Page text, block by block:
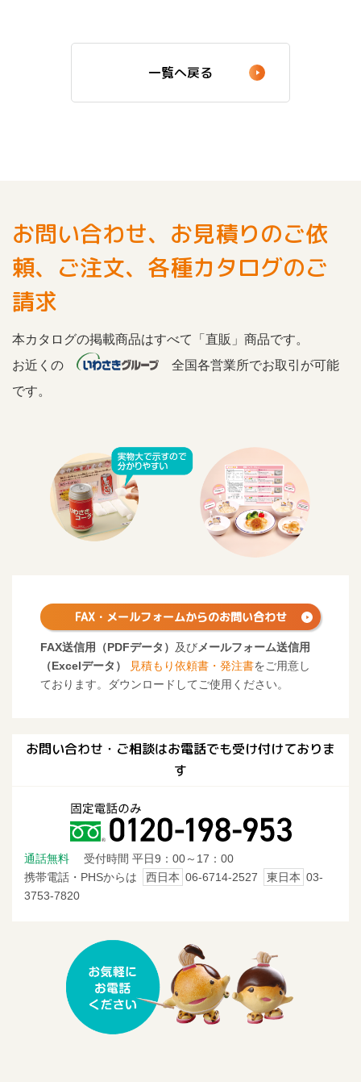
一覧へ戻る
お問い合わせ、お見積りのご依
頼、ご注文、各種カタログのご
請求
本カタログの掲載商品はすべて「直販」商品です。
お近くの
全国各営業所でお取引が可能
です。
FAX・メールフォームからのお問い合わせ
FAX送信用（PDFデータ） 及びメールフォーム送信用
（Excelデータ）
見積もり依頼書・発注書をご用意し
ております。ダウンロードしてご使用ください。
お問い合わせ・ご相談はお電話でも受け付けておりま
す
通話無料
受付時間 平日9：00～17：00
携帯電話・PHSからは
西日本 06-6714-2527 東日本 03-
3753-7820